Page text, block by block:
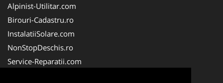
Alpinist-Utilitar.com
Birouri-Cadastru.ro
InstalatiiSolare.com
NonStopDeschis.ro
Service-Reparatii.com